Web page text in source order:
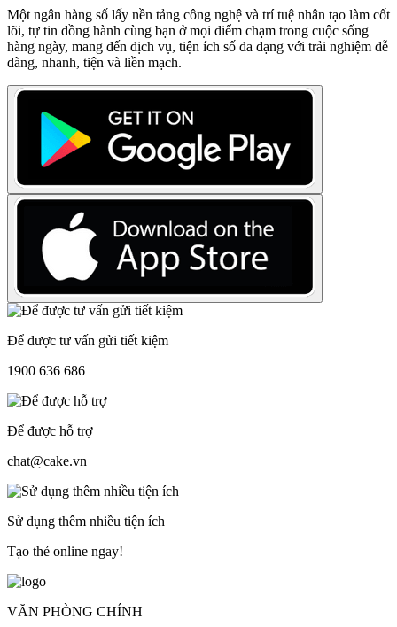
Một ngân hàng số lấy nền tảng công nghệ và trí tuệ nhân tạo làm cốt
lõi, tự tin đồng hành cùng bạn ở mọi điểm chạm trong cuộc sống
hàng ngày, mang đến dịch vụ, tiện ích số đa dạng với trải nghiệm dễ
dàng, nhanh, tiện và liền mạch.
Để được tư vấn gửi tiết kiệm
1900 636 686
Để được hỗ trợ
chat@cake.vn
Sử dụng thêm nhiều tiện ích
Tạo thẻ online ngay!
VĂN PHÒNG CHÍNH